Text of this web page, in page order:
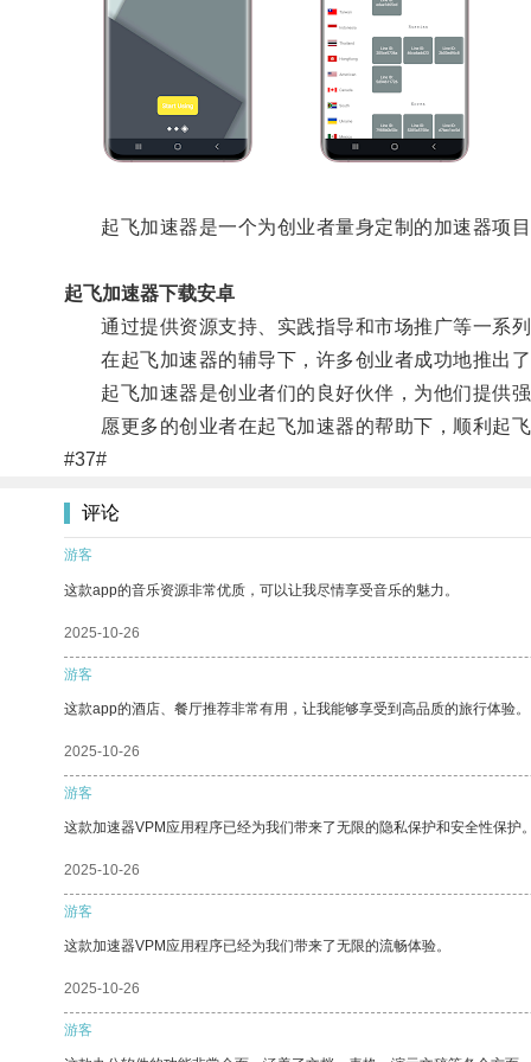
起飞加速器是一个为创业者量身定制的加速器项
起飞加速器下载安卓
通过提供资源支持、实践指导和市场推广等一系列
在起飞加速器的辅导下，许多创业者成功地推出了
起飞加速器是创业者们的良好伙伴，为他们提供
愿更多的创业者在起飞加速器的帮助下，顺利起飞
#37#
评论
游客
这款app的音乐资源非常优质，可以让我尽情享受音乐的魅力。
2025-10-26
游客
这款app的酒店、餐厅推荐非常有用，让我能够享受到高品质的旅行体验。
2025-10-26
游客
这款加速器VPM应用程序已经为我们带来了无限的隐私保护和安全性保护
2025-10-26
游客
这款加速器VPM应用程序已经为我们带来了无限的流畅体验。
2025-10-26
游客